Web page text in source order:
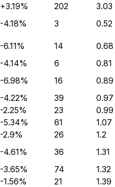
+3.19% 202
3.03
-4.18% 3
0.52
-6.11% 14
0.68
-4.14% 6
0.81
-6.98% 16
0.89
-4.22% 39
0.97
-2.25% 23
0.99
-5.34% 61
1.07
-2.9% 26
1.2
-4.61% 36
1.31
-3.65% 74
1.32
-1.56% 21
1.39